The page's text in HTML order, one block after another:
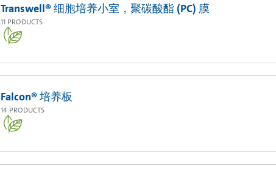
Transwell® 细胞培养小室，聚碳酸酯 (PC) 膜
11 PRODUCTS
Falcon® 培养板
14 PRODUCTS